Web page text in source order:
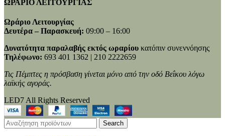
ΩΡΑΡΙΟ ΛΕΙΤΟΥΡΓΙΑΣ
Ωράριο Λειτουργίας
Δευτέρα – Παρασκευή: 09:00 – 16:00
Δυνατότητα παραλαβής εκτός ωραρίου κατόπιν συνεννόησης
Τηλέφωνο: 693 401 1362 | 210 2222659
Τις Πέμπτες η πρόσβαση γίνεται μόνο από την οδό Βεΐκου λόγω
λαϊκής αγοράς.
LED7 All Rights Reserved
Search